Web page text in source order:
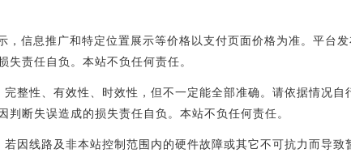
信息推广和特定位置展示等价格以支付页面价格为准。平台
失责任自负。本站不负任何责任。
整性、有效性、时效性，但不一定能全部准确。请依据情况
断失误造成的损失责任自负。本站不负任何责任。
因线路及非本站控制范围内的硬件故障或其它不可抗力而导